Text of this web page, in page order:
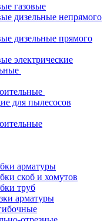
газовые
дизельные непрямого
дизельные прямого
электрические
для пылесосов
арматуры
скоб и хомутов
труб
арматуры